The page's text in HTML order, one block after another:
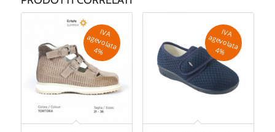
IV
A
a
g
e
v
o
la
ta
4
%
IV
A
a
g
e
v
o
la
ta
4
%